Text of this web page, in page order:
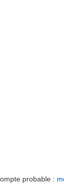
probable :